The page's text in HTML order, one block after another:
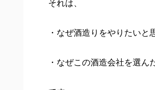
それは、
・なぜ酒造りをやりたいと
・なぜこの酒造会社を選ん